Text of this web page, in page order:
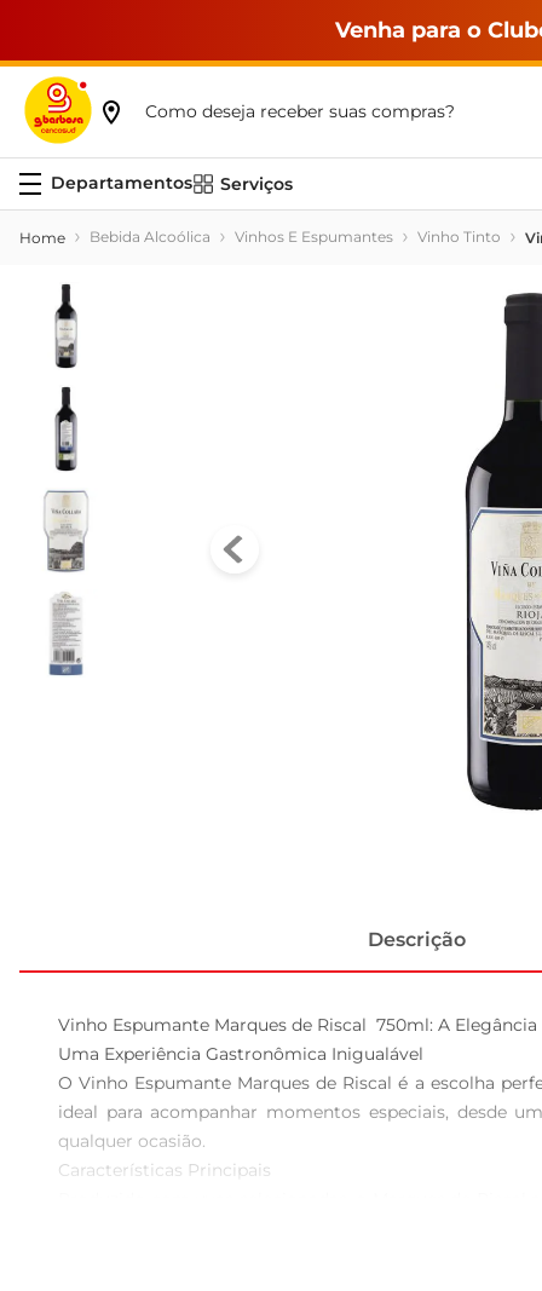
Venha para o
Como deseja receber suas compras?
Serviços
Bebida Alcoólica Vinhos E Espumantes Vinho Tinto
Descrição
Vinho Espumante Marques de Riscal  750ml: A Elegância
Uma Experiência Gastronômica Inigualável
O Vinho Espumante Marques de Riscal é a escolha
ideal para acompanhar momentos especiais, desde
qualquer ocasião.
Características Principais